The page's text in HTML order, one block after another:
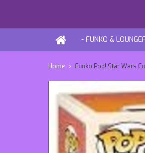
- FUNKO &
Home Funko Pop! Star Wars